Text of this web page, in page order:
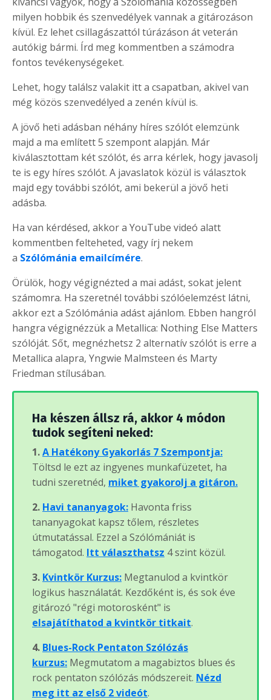
milyen hobbik és szenvedélyek vannak a gitározáson
kívül. Ez lehet csillagászattól túrázáson át veterán
autókig bármi. Írd meg kommentben a számodra
fontos tevékenységeket.
Lehet, hogy találsz valakit itt a csapatban, akivel van
még közös szenvedélyed a zenén kívül is.
A jövő heti adásban néhány híres szólót elemzünk
majd a ma említett 5 szempont alapján. Már
kiválasztottam két szólót, és arra kérlek, hogy javasolj
te is egy híres szólót. A javaslatok közül is választok
majd egy további szólót, ami bekerül a jövő heti
adásba.
Ha van kérdésed, akkor a YouTube videó alatt
kommentben felteheted, vagy írj nekem
a Szólómánia emailcímére.
Örülök, hogy végignézted a mai adást, sokat jelent
számomra. Ha szeretnél további szólóelemzést látni,
akkor ezt a Szólómánia adást ajánlom. Ebben hangról
hangra végignézzük a Metallica: Nothing Else Matters
szólóját. Sőt, megnézhetsz 2 alternatív szólót is erre a
Metallica alapra, Yngwie Malmsteen és Marty
Friedman stílusában.
Ha készen állsz rá, akkor 4 módon
tudok segíteni neked:
1.A Hatékony Gyakorlás 7 Szempontja:
Töltsd le ezt az ingyenes munkafüzetet, ha
tudni szeretnéd, miket gyakorolj a gitáron.
2. Havi tananyagok: Havonta friss
tananyagokat kapsz tőlem, részletes
útmutatással. Ezzel a Szólómániát is
támogatod. Itt választhatsz 4 szint közül.
3. Kvintkör Kurzus: Megtanulod a kvintkör
logikus használatát. Kezdőként is, és sok éve
gitározó "régi motorosként" is
elsajátíthatod a kvintkör titkait.
4. Blues-Rock Pentaton Szólózás
kurzus: Megmutatom a magabiztos blues és
rock pentaton szólózás módszereit. Nézd
meg itt az első 2 videót.